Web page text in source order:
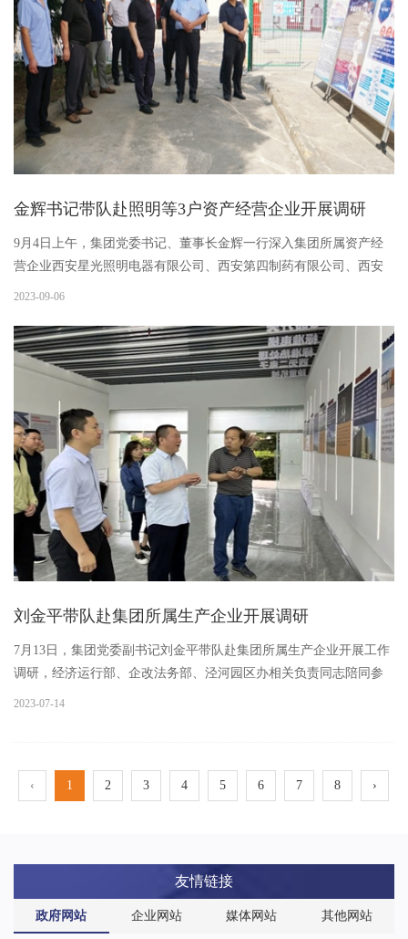
金辉书记带队赴照明等3户资产经营企业开展调研
9月4日上午，集团党委书记、董事长金辉一行深入集团所属资产经
营企业西安星光照明电器有限公司、西安第四制药有限公司、西安
宇通汽车配件有限公司进行调研并召开座谈会，集团副总经理胡治
陪同...
2023-09-06
刘金平带队赴集团所属生产企业开展调研
7月13日，集团党委副书记刘金平带队赴集团所属生产企业开展工作
调研，经济运行部、企改法务部、泾河园区办相关负责同志陪同参
2023-07-14
‹ 1 2 3 4 5 6 7 8 ›
友情链接
政府网站 企业网站 媒体网站 其他网站